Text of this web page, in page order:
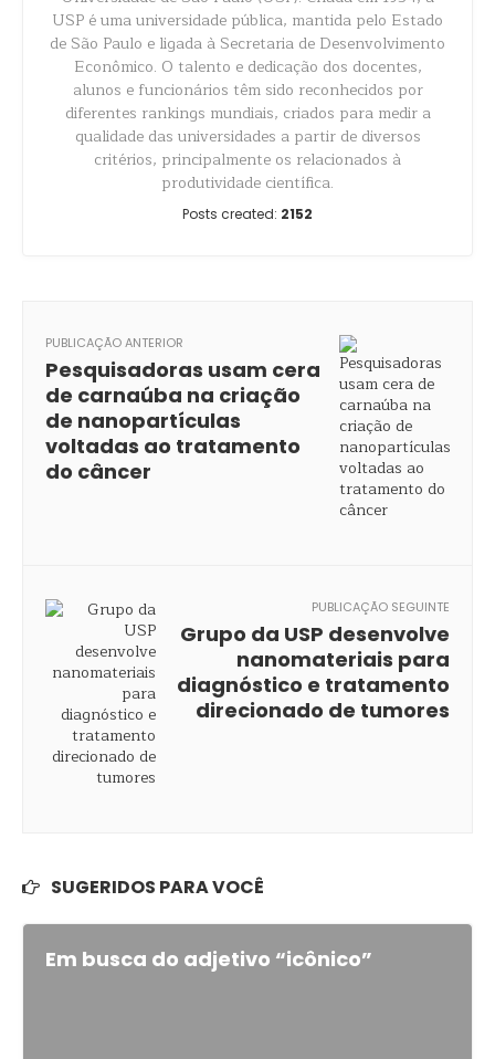
USP é uma universidade pública, mantida pelo Estado
de São Paulo e ligada à Secretaria de Desenvolvimento
Econômico. O talento e dedicação dos docentes,
alunos e funcionários têm sido reconhecidos por
diferentes rankings mundiais, criados para medir a
qualidade das universidades a partir de diversos
critérios, principalmente os relacionados à
produtividade científica.
Posts created: 2152
PUBLICAÇÃO ANTERIOR
Pesquisadoras usam cera
de carnaúba na criação
de nanopartículas
voltadas ao tratamento
do câncer
PUBLICAÇÃO SEGUINTE
Grupo da USP desenvolve
nanomateriais para
diagnóstico e tratamento
direcionado de tumores
SUGERIDOS PARA VOCÊ
Em busca do adjetivo “icônico”